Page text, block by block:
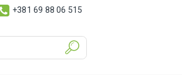
+381 69 88 06 515